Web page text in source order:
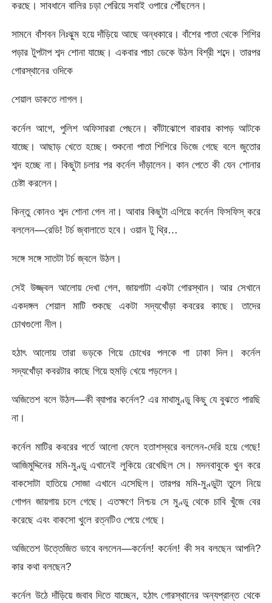
করছে। সাবধানে বালির চড়া পেরিয়ে সবাই ওপারে পৌঁছলেন।
সামনে বাঁশবন নিঃঝুম হয়ে দাঁড়িয়ে আছে অন্ধকারে। বাঁশের পাতা থেকে শিশির
পড়ার টুপটাপ শব্দ শোনা যাচ্ছে। একবার পাচা ডেকে উঠল বিশ্রী শব্দে। তারপর
গোরস্থানের ওদিকে
শেয়াল ডাকতে লাগল।
কর্নেল আগে, পুলিশ অফিসাররা পেছনে। কাঁটাঝোপে বারবার কাপড় আটকে
যাচ্ছে। আছাড় খেতে হচ্ছে। শুকনো পাতা শিশিরে ভিজে গেছে বলে জুতোর
শব্দ হচ্ছে না। কিছুটা চলার পর কর্নেল দাঁড়ালেন। কান পেতে কী যেন শোনার
চেষ্টা করলেন।
কিন্তু কোনও শব্দ শোনা গেল না। আবার কিছুটা এগিয়ে কর্নেল ফিসফিস্ করে
বললেন—রেডি! টর্চ জ্বালাতে হবে। ওয়ান টু থ্রি…
সঙ্গে সঙ্গে সাতটা টর্চ জ্বলে উঠল।
সেই উজ্জ্বল আলোয় দেখা গেল, জায়গাটা একটা গোরস্থান। আর সেখানে
একদঙ্গল শেয়াল মাটি শুকছে একটা সদ্যখোঁড়া কবরের কাছে। তাদের
চোখগুলো নীল।
হঠাৎ আলোয় তারা ভড়কে গিয়ে চোখের পলকে গা ঢাকা দিল। কর্নেল
সদ্যখোঁড়া কবরটার কাছে গিয়ে হুমড়ি খেয়ে পড়লেন।
অজিতেশ বলে উঠল—কী ব্যাপার কর্নেল? এর মাথামুণ্ডু কিছু যে বুঝতে পারছি
না।
কর্নেল মাটির কবরের গর্তে আলো ফেলে হতাশস্বরে বললেন-দেরি হয়ে গেছে!
আজিমুদ্দিনের মমি-মুণ্ডু এখানেই লুকিয়ে রেখেছিল সে। মদনবাবুকে খুন করে
বাকসোটা হাতিয়ে সোজা এখানে এসেছিল। তারপর মমি-মুণ্ডুটা তুলে নিয়ে
গোপন জায়গায় চলে গেছে। এতক্ষণে নিশ্চয় সে মুণ্ডু থেকে চাবি খুঁজে বের
করেছে এবং বাকসো খুলে রত্নটিও পেয়ে গেছে।
অজিতেশ উত্তেজিত ভাবে বললেন—কর্নেল! কর্নেল! কী সব বলছেন আপনি?
কার কথা বলছেন?
কর্নেল উঠে দাঁড়িয়ে জবাব দিতে যাচ্ছেন, হঠাৎ গোরস্থানের অন্যপ্রান্ত থেকে